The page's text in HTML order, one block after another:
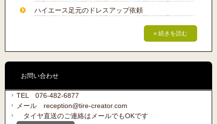
ハイエース足元のドレスアップ依頼
» 続きを読む
お問い合わせ
TEL 076-482-6877
メール reception@tire-creator.com
タイヤ直送のご連絡はメールでもOKです